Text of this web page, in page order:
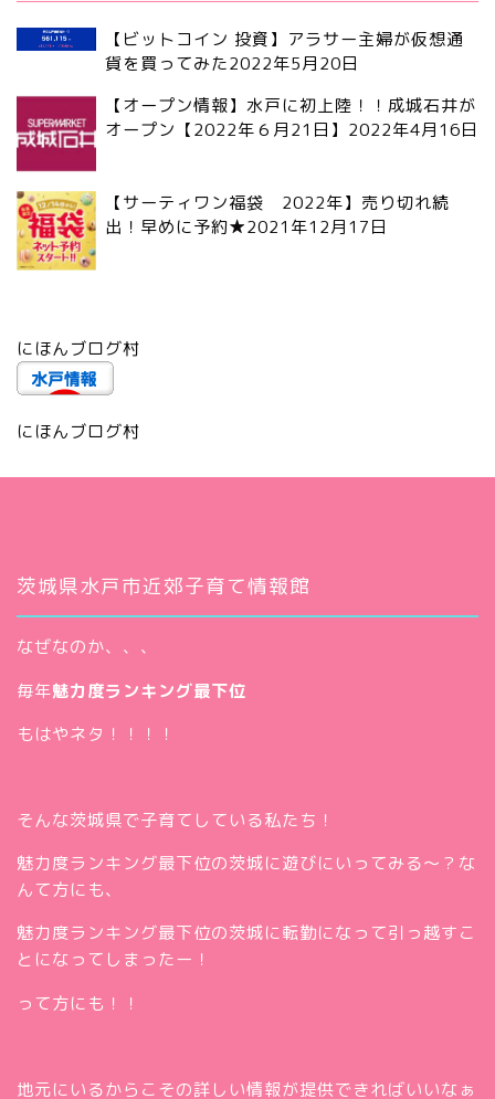
【ビットコイン 投資】アラサー主婦が仮想通
貨を買ってみた2022年5月20日
【オープン情報】水戸に初上陸！！成城石井が
オープン【2022年６月21日】 2022年4月16日
【サーティワン福袋 2022年】売り切れ続
出！早めに予約★2021年12月17日
にほんブログ村
にほんブログ村
茨城県水戸市近郊子育て情報館
なぜなのか、、、
毎年魅力度ランキング最下位
もはやネタ！！！！
そんな茨城県で子育てしている私たち！
魅力度ランキング最下位の茨城に遊びにいってみる～？な
んて方にも、
魅力度ランキング最下位の茨城に転勤になって引っ越すこ
とになってしまったー！
って方にも！！
地元にいるからこその詳しい情報が提供できればいいなぁ
い合